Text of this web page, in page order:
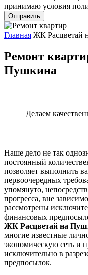
принимаю условия
Отправить
Главная ЖК Расцветай
Ремонт
Пушкина
Делаем
Наше дело не так
постоянный
позволяет выполнить
первоочередных
упомянуто,
прогресса, вне
рассмотрены
финансовых
ЖК Расцветай на
многие известные
экономическую сеть и
исключительно в
предпосылок.